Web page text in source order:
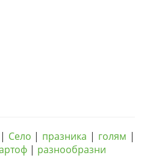
| Село | празника | голям |
| разнообразни